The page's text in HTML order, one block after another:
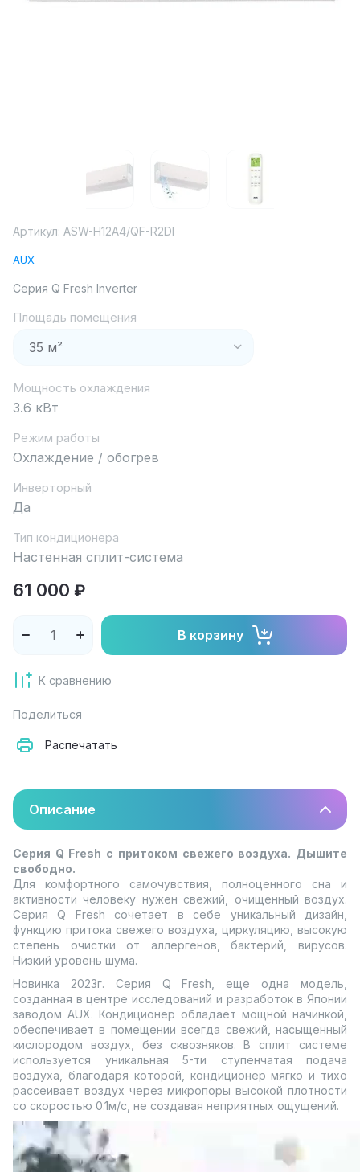
Артикул: ASW-H12A4/QF-R2DI
AUX
Серия Q Fresh Inverter
Площадь помещения
Мощность охлаждения
3.6 кВт
Режим работы
Охлаждение / обогрев
Инверторный
Да
Тип кондиционера
Настенная сплит-система
61 000 ₽
В корзину
К сравнению
Поделиться
Распечатать
Описание
Серия Q Fresh с притоком свежего воздуха. Дышите
свободно.
Для комфортного самочувствия, полноценного сна и
активности человеку нужен свежий, очищенный воздух.
Серия Q Fresh сочетает в себе уникальный дизайн,
функцию притока свежего воздуха, циркуляцию, высокую
степень очистки от аллергенов, бактерий, вирусов.
Низкий уровень шума.
Новинка 2023г. Серия Q Fresh, еще одна модель,
созданная в центре исследований и разработок в Японии
заводом AUX. Кондиционер обладает мощной начинкой,
обеспечивает в помещении всегда свежий, насыщенный
кислородом воздух, без сквозняков. В сплит системе
используется уникальная 5-ти ступенчатая подача
воздуха, благодаря которой, кондиционер мягко и тихо
рассеивает воздух через микропоры высокой плотности
со скоростью 0.1м/с, не создавая неприятных ощущений.